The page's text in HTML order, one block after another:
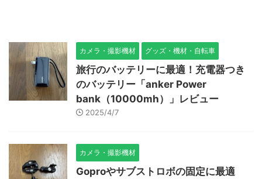
カメラ・撮影機材 グッズ・機材・自転車
旅行のバッテリーに最適！充電器つき
のバッテリー「anker Power
bank（10000mh）」レビュー
2025/4/7
カメラ・撮影機材
Goproやサブストロボの固定に最適